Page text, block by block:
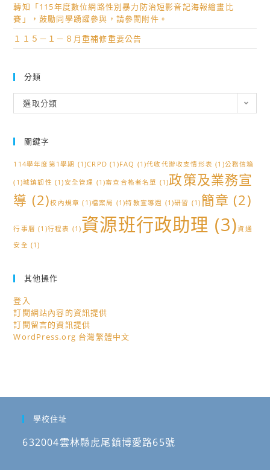
轉知「115年度數位網路性別暴力防治短影音記海報繪畫比
賽」，鼓勵同學踴躍參與，請參閱附件。
１１５－１－８月重補修重要公告
分類
類
選取分類
關鍵字
114學年度第1學期 (1)CRPD (1)FAQ (1)代收代辦收支情形表 (1)公務信箱
(1)城鎮韌性 (1)安全管理 (1)審查合格者名單 (1)政策及業務宣
導 (2)校內規章 (1)檔案局 (1)特教宣導週 (1)研習 (1) 簡章 (2)
行事曆 (1)行程表 (1)資源班行政助理 (3)資通
安全 (1)
其他操作
登入
訂閱網站內容的資訊提供
訂閱留言的資訊提供
WordPress.org 台灣繁體中文
學校住址
632004雲林縣虎尾鎮博愛路65號